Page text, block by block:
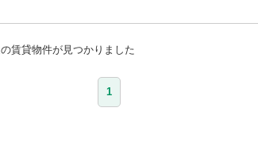
賃貸物件が見つかりました
1